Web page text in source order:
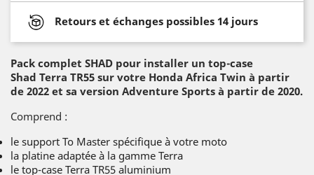
Retours et échanges possibles 14 jours
Pack complet SHAD pour installer un top-case
Shad Terra TR55 sur votre Honda Africa Twin à partir
de 2022 et sa version Adventure Sports à partir de 2020.
Comprend :
le support To Master spécifique à votre moto
la platine adaptée à la gamme Terra
le top-case Terra TR55 aluminium